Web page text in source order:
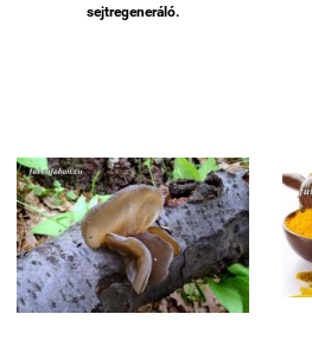
sejtregeneráló.